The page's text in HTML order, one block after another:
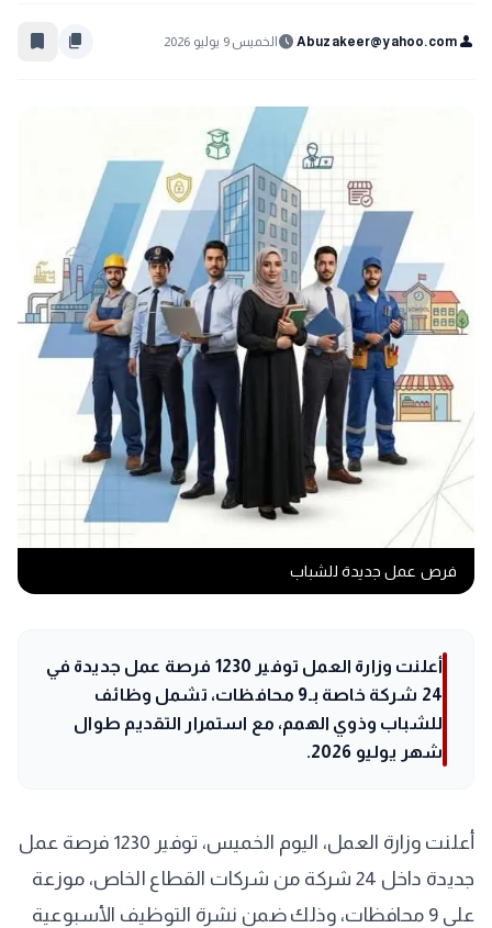
person
Abuzakeer@yahoo.com
schedule الخميس 9 يوليو 2026 content_copy
bookmark_border
فرص عمل جديدة للشباب
أعلنت وزارة العمل توفير 1230 فرصة عمل جديدة في
24 شركة خاصة بـ9 محافظات، تشمل وظائف
للشباب وذوي الهمم، مع استمرار التقديم طوال
شهر يوليو 2026.
أعلنت وزارة العمل، اليوم الخميس، توفير 1230 فرصة عمل
جديدة داخل 24 شركة من شركات القطاع الخاص، موزعة
على 9 محافظات، وذلك ضمن نشرة التوظيف الأسبوعية